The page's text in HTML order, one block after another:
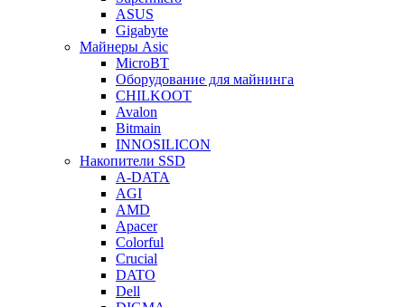
ASUS
Gigabyte
Майнеры Asic
MicroBT
Оборудование для майнинга
CHILKOOT
Avalon
Bitmain
INNOSILICON
Накопители SSD
A-DATA
AGI
AMD
Apacer
Colorful
Crucial
DATO
Dell